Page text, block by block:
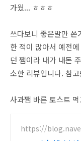
가웠... ㅎㅎㅎ
쓰다보니 좋은말만 쓴
한 적이 많아서 예전
던 쨈이라 내가 내돈
소한 리뷰입니다. 참
사과쨈 바른 토스트
https://